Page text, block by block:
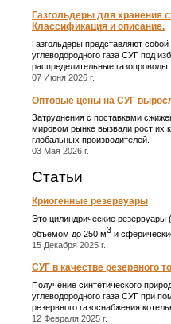
Газгольдеры для хранения
Классификация и описание.
Газгольдеры представляют
углеводородного газа СУГ под
распределительные газопроводы.
07 Июня 2026 г.
Оптовые цены на СУГ
Затруднения с поставками
мировом рынке вызвали рост их
глобальных производителей.
03 Мая 2026 г.
Статьи
Криогенные резервуары
Это цилиндрические резервуары
объемом до 250 м3 и
15 Декабря 2025 г.
СУГ в качестве резервного
Получение синтетического
углеводородного газа СУГ при
резервного газоснабжения
12 Февраля 2025 г.